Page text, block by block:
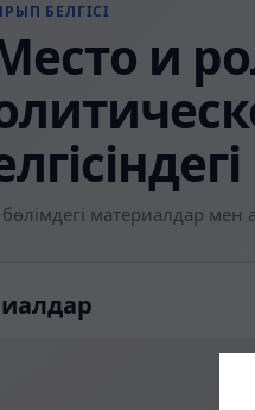
БЕЛГІСІ
и
материалдар мен